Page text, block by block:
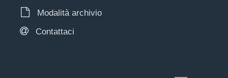
Modalità archivio
Contattaci